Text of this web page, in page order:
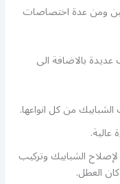
ومن عدة اختصاصات
بالاضافة الى
من كل انواعها.
الشبابيك وتركيب
العطل.